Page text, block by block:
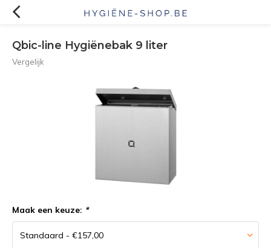
Qbic-line Hygiënebak 9 liter
Vergelijk
Maak een keuze: *